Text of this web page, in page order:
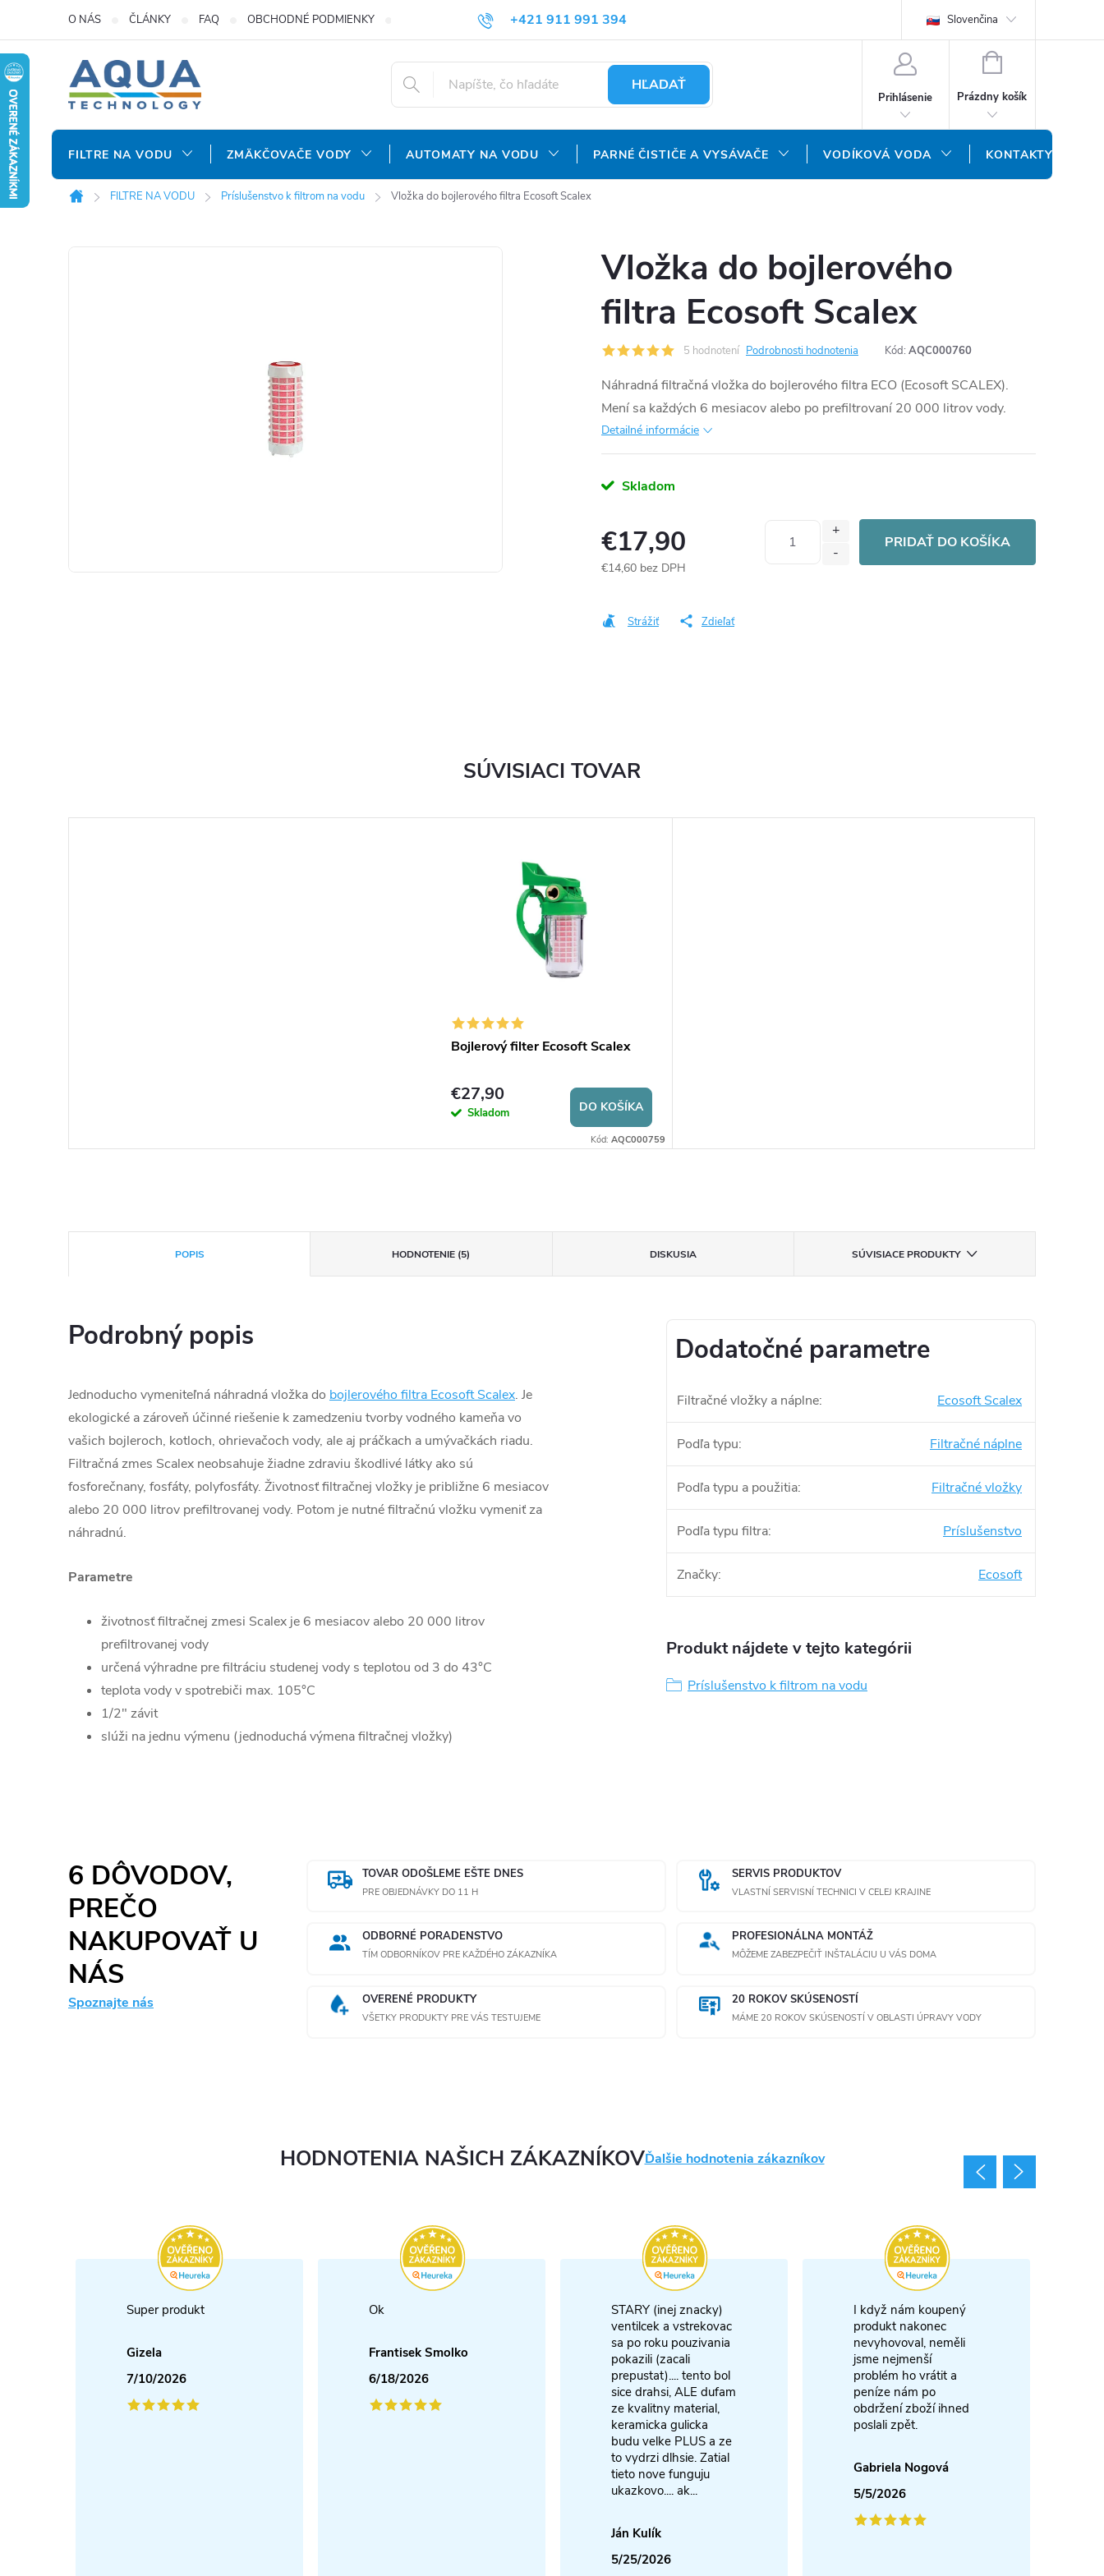
obsah
+421 911 991 394
info@aquatechnology.sk
O NÁS ČLÁNKY FAQ OBCHODNÉ PODMIENKY REKLAMAČNÝ PORIADOK OCHRANA OSOBNÝCH ÚDAJOV DOPRAVA A PLATBA
Slovenčina
HĽADAŤ
Prihlásenie
NÁKUPNÝ
Prázdny košík
FILTRE NA VODU ZMÄKČOVAČE VODY AUTOMATY NA VODU PARNÉ ČISTIČE A VYSÁVAČE VODÍKOVÁ VODA KONTAKTY
Domov
FILTRE NA VODU Príslušenstvo k filtrom na vodu Vložka do bojlerového filtra Ecosoft Scalex
Vložka do bojlerového
filtra Ecosoft Scalex
5 hodnotení Podrobnosti hodnotenia Kód: AQC000760
Náhradná filtračná vložka do bojlerového filtra ECO (Ecosoft SCALEX).
Mení sa každých 6 mesiacov alebo po prefiltrovaní 20 000 litrov vody.
Detailné informácie
Skladom
€17,90
€14,60 bez DPH
PRIDAŤ DO KOŠÍKA
Strážiť Zdieľať
POPIS HODNOTENIE (5) DISKUSIA SÚVISIACE PRODUKTY
Podrobný popis
Jednoducho vymeniteľná náhradná vložka do bojlerového filtra Ecosoft Scalex. Je
ekologické a zároveň účinné riešenie k zamedzeniu tvorby vodného kameňa vo
vašich bojleroch, kotloch, ohrievačoch vody, ale aj práčkach a umývačkách riadu.
Filtračná zmes Scalex neobsahuje žiadne zdraviu škodlivé látky ako sú
fosforečnany, fosfáty, polyfosfáty. Životnosť filtračnej vložky je približne 6 mesiacov
alebo 20 000 litrov prefiltrovanej vody. Potom je nutné filtračnú vložku vymeniť za
náhradnú.
Parametre
životnosť filtračnej zmesi Scalex je 6 mesiacov alebo 20 000 litrov
prefiltrovanej vody
určená výhradne pre filtráciu studenej vody s teplotou od 3 do 43°C
teplota vody v spotrebiči max. 105°C
1/2" závit
slúži na jednu výmenu (jednoduchá výmena filtračnej vložky)
Dodatočné parametre
Filtračné vložky a náplne: Ecosoft Scalex
Podľa typu: Filtračné náplne
Podľa typu a použitia: Filtračné vložky
Podľa typu filtra: Príslušenstvo
Značky: Ecosoft
Produkt nájdete v tejto kategórii
Príslušenstvo k filtrom na vodu
SÚVISIACI TOVAR
Bojlerový filter Ecosoft Scalex
€27,90
Skladom DO KOŠÍKA
Kód: AQC000759
6 DÔVODOV,
PREČO
NAKUPOVAŤ U
NÁS
Spoznajte nás
TOVAR ODOŠLEME EŠTE DNES
PRE OBJEDNÁVKY DO 11 H
SERVIS PRODUKTOV
VLASTNÍ SERVISNÍ TECHNICI V CELEJ KRAJINE
ODBORNÉ PORADENSTVO
TÍM ODBORNÍKOV PRE KAŽDÉHO ZÁKAZNÍKA
PROFESIONÁLNA MONTÁŽ
MÔŽEME ZABEZPEČIŤ INŠTALÁCIU U VÁS DOMA
OVERENÉ PRODUKTY
VŠETKY PRODUKTY PRE VÁS TESTUJEME
20 ROKOV SKÚSENOSTÍ
MÁME 20 ROKOV SKÚSENOSTÍ V OBLASTI ÚPRAVY VODY
HODNOTENIA NAŠICH ZÁKAZNÍKOVĎalšie hodnotenia zákazníkov
Super produkt
Gizela
7/10/2026
Ok
Frantisek Smolko
6/18/2026
STARY (inej znacky)
ventilcek a vstrekovac
sa po roku pouzivania
pokazili (zacali
prepustat).... tento bol
sice drahsi, ALE dufam
ze kvalitny material,
keramicka gulicka
budu velke PLUS a ze
to vydrzi dlhsie. Zatial
tieto nove funguju
ukazkovo.... ak...
Ján Kulík
5/25/2026
I když nám koupený
produkt nakonec
nevyhovoval, neměli
jsme nejmenší
problém ho vrátit a
peníze nám po
obdržení zboží ihned
poslali zpět.
Gabriela Nogová
5/5/2026